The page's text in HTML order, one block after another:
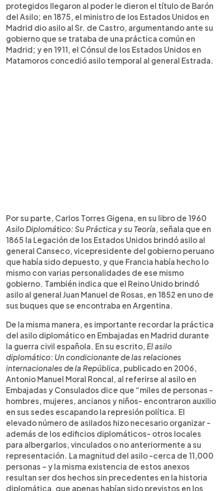
protegidos llegaron al poder le dieron el título de Barón
del Asilo; en 1875, el ministro de los Estados Unidos en
Madrid dio asilo al Sr. de Castro, argumentando ante su
gobierno que se trataba de una práctica común en
Madrid; y en 1911, el Cónsul de los Estados Unidos en
Matamoros concedió asilo temporal al general Estrada.
Por su parte, Carlos Torres Gigena, en su libro de 1960
Asilo Diplomático: Su Práctica y su Teoría, señala que en
1865 la Legación de los Estados Unidos brindó asilo al
general Canseco, vicepresidente del gobierno peruano
que había sido depuesto, y que Francia había hecho lo
mismo con varias personalidades de ese mismo
gobierno. También indica que el Reino Unido brindó
asilo al general Juan Manuel de Rosas, en 1852 en uno de
sus buques que se encontraba en Argentina.
De la misma manera, es importante recordar la práctica
del asilo diplomático en Embajadas en Madrid durante
la guerra civil española. En su escrito, El asilo
diplomático: Un condicionante de las relaciones
internacionales de la República, publicado en 2006,
Antonio Manuel Moral Roncal, al referirse al asilo en
Embajadas y Consulados dice que “miles de personas -
hombres, mujeres, ancianos y niños- encontraron auxilio
en sus sedes escapando la represión política. El
elevado número de asilados hizo necesario organizar -
además de los edificios diplomáticos- otros locales
para albergarlos, vinculados o no anteriormente a su
representación. La magnitud del asilo -cerca de 11,000
personas – y la misma existencia de estos anexos
resultan ser dos hechos sin precedentes en la historia
diplomática, que apenas habían sido previstos en los